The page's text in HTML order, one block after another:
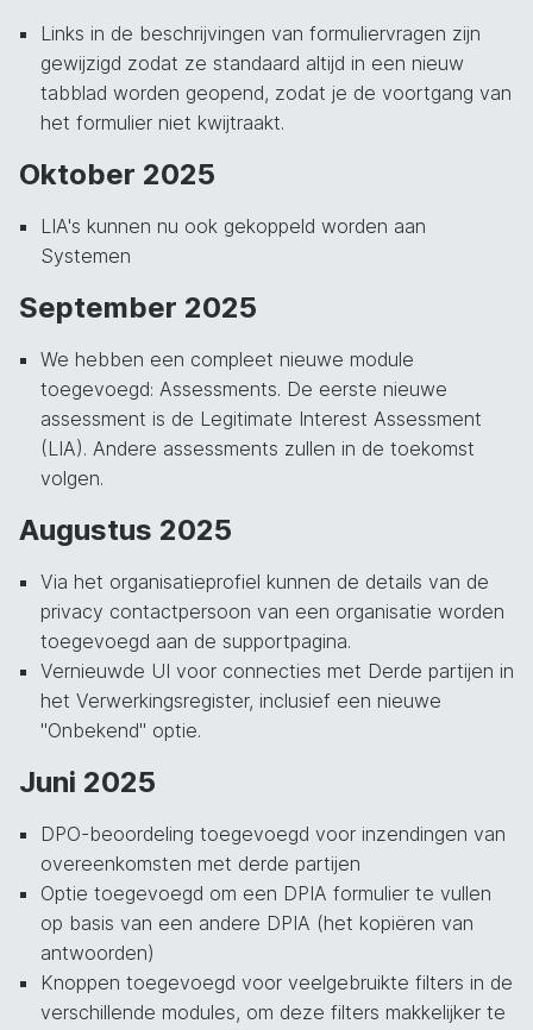
Links in de beschrijvingen van formuliervragen zijn
gewijzigd zodat ze standaard altijd in een nieuw
tabblad worden geopend, zodat je de voortgang van
het formulier niet kwijtraakt.
Oktober 2025
LIA's kunnen nu ook gekoppeld worden aan
Systemen
September 2025
We hebben een compleet nieuwe module
toegevoegd: Assessments. De eerste nieuwe
assessment is de Legitimate Interest Assessment
(LIA). Andere assessments zullen in de toekomst
volgen.
Augustus 2025
Via het organisatieprofiel kunnen de details van de
privacy contactpersoon van een organisatie worden
toegevoegd aan de supportpagina.
Vernieuwde UI voor connecties met Derde partijen in
het Verwerkingsregister, inclusief een nieuwe
"Onbekend" optie.
Juni 2025
DPO-beoordeling toegevoegd voor inzendingen van
overeenkomsten met derde partijen
Optie toegevoegd om een DPIA formulier te vullen
op basis van een andere DPIA (het kopiëren van
antwoorden)
Knoppen toegevoegd voor veelgebruikte filters in de
verschillende modules, om deze filters makkelijker te